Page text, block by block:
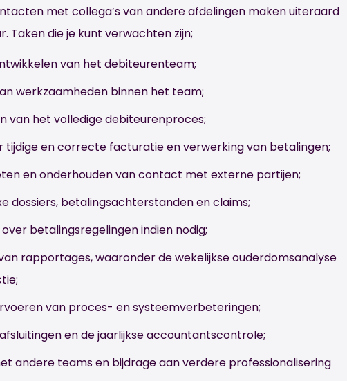
met collega’s van andere afdelingen maken uiteraard
Taken die je kunt verwachten zijn;
van het debiteurenteam;
werkzaamheden binnen het team;
van het volledige debiteurenproces;
tijdige en correcte facturatie en verwerking van betalingen;
en onderhouden van contact met externe partijen;
dossiers, betalingsachterstanden en claims;
betalingsregelingen indien nodig;
rapportages, waaronder de wekelijkse ouderdomsanalyse
van proces- en systeemverbeteringen;
en de jaarlijkse accountantscontrole;
andere teams en bijdrage aan verdere professionalisering